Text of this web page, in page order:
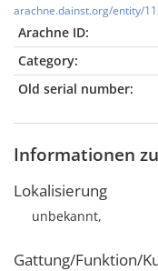
arachne.dainst.org/entity/
Arachne ID:
Category:
Old serial number:
Informationen
Lokalisierung
unbekannt,
Gattung/Funktion/